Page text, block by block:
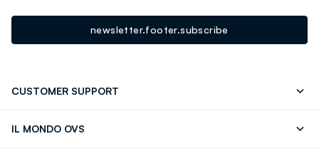
newsletter.footer.subscribe
CUSTOMER SUPPORT
IL MONDO OVS